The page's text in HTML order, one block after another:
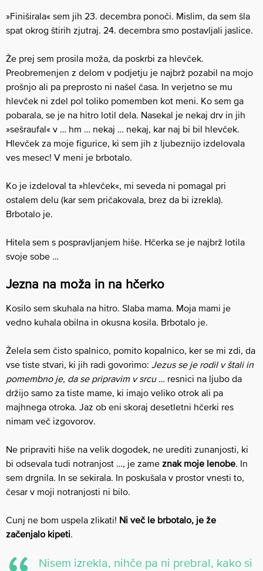
»Finiširala« sem jih 23. decembra ponoči. Mislim, da sem šla
spat okrog štirih zjutraj. 24. decembra smo postavljali jaslice.
Že prej sem prosila moža, da poskrbi za hlevček.
Preobremenjen z delom v podjetju je najbrž pozabil na mojo
prošnjo ali pa preprosto ni našel časa. In verjetno se mu
hlevček ni zdel pol toliko pomemben kot meni. Ko sem ga
pobarala, se je na hitro lotil dela. Nasekal je nekaj drv in jih
»sešraufal« v … hm … nekaj … nekaj, kar naj bi bil hlevček.
Hlevček za moje figurice, ki sem jih z ljubeznijo izdelovala
ves mesec! V meni je brbotalo.
Ko je izdeloval ta »hlevček«, mi seveda ni pomagal pri
ostalem delu (kar sem pričakovala, brez da bi izrekla).
Brbotalo je.
Hitela sem s pospravljanjem hiše. Hčerka se je najbrž lotila
svoje sobe …
Jezna na moža in na hčerko
Kosilo sem skuhala na hitro. Slaba mama. Moja mami je
vedno kuhala obilna in okusna kosila. Brbotalo je.
Želela sem čisto spalnico, pomito kopalnico, ker se mi zdi, da
vse tiste stvari, ki jih radi govorimo: Jezus se je rodil v štali in
pomembno je, da se pripravim v srcu … resnici na ljubo da
držijo samo za tiste mame, ki imajo veliko otrok ali pa
majhnega otroka. Jaz ob eni skoraj desetletni hčerki res
nimam več izgovorov.
Ne pripraviti hiše na velik dogodek, ne urediti zunanjosti, ki
bi odsevala tudi notranjost …, je zame znak moje lenobe. In
sem drgnila. In se sekirala. In poskušala v prostor vnesti to,
česar v moji notranjosti ni bilo.
Cunj ne bom uspela zlikati! Ni več le brbotalo, je že
začenjalo kipeti.
Nisem izrekla, nihče pa ni prebral, kako si